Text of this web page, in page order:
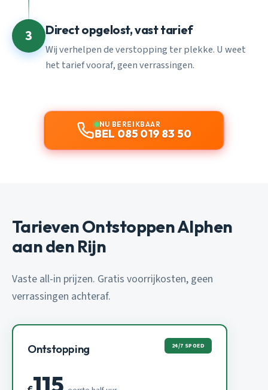
3 Direct opgelost, vast tarief
Wij verhelpen de verstopping ter plekke. U weet
het tarief vooraf, geen verrassingen.
NU BEREIKBAAR
BEL 085 019 83 50
Tarieven Ontstoppen Alphen
aan den Rijn
Vaste all-in prijzen. Gratis voorrijkosten, geen
verrassingen achteraf.
Ontstopping 24/7 SPOED